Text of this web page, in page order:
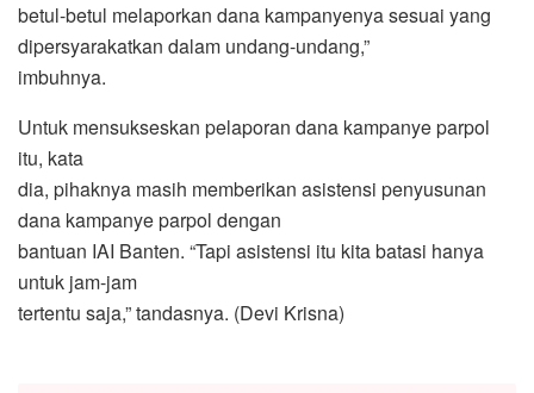
betul-betul melaporkan dana kampanyenya sesuai yang
dipersyarakatkan dalam undang-undang,”
imbuhnya.
Untuk mensukseskan pelaporan dana kampanye parpol
itu, kata
dia, pihaknya masih memberikan asistensi penyusunan
dana kampanye parpol dengan
bantuan IAI Banten. “Tapi asistensi itu kita batasi hanya
untuk jam-jam
tertentu saja,” tandasnya. (Devi Krisna)